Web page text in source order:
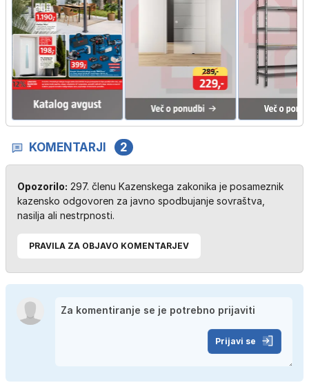
KOMENTARJI 2
Opozorilo: 297. členu Kazenskega zakonika je posameznik
kazensko odgovoren za javno spodbujanje sovraštva,
nasilja ali nestrpnosti.
PRAVILA ZA OBJAVO KOMENTARJEV
Prijavi se